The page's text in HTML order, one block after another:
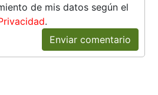
de mis datos según el
.
Enviar comentario